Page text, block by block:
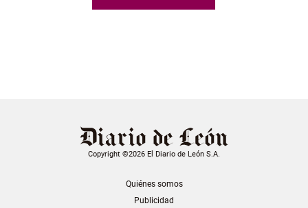
Copyright ©2026 El Diario de León S.A.
Quiénes somos
Publicidad